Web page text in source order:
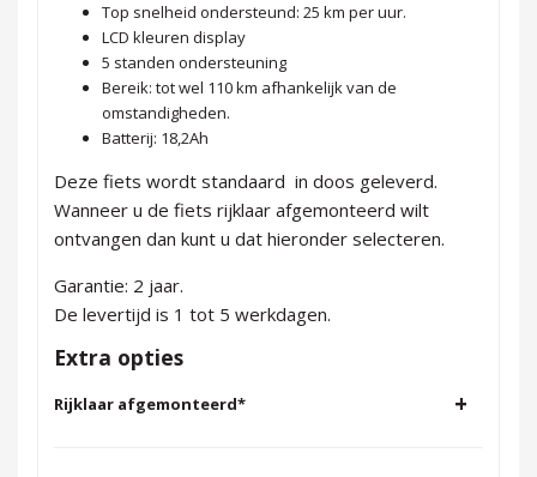
Top snelheid ondersteund: 25 km per uur.
LCD kleuren display
5 standen ondersteuning
Bereik: tot wel 110 km afhankelijk van de
omstandigheden.
Batterij: 18,2Ah
Deze fiets wordt standaard in doos geleverd.
Wanneer u de fiets rijklaar afgemonteerd wilt
ontvangen dan kunt u dat hieronder selecteren.
Garantie: 2 jaar.
De levertijd is 1 tot 5 werkdagen.
Extra opties
Rijklaar afgemonteerd* +